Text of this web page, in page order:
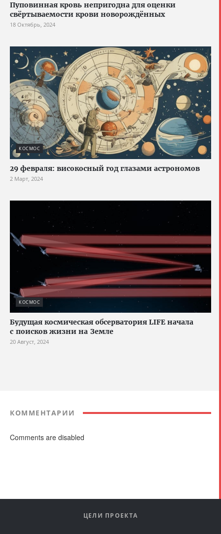
Пуповинная кровь непригодна для оценки
свёртываемости крови новорождённых
18 Октябрь, 2024
КОСМОС
29 февраля: високосный год глазами астрономов
2 Март, 2024
КОСМОС
Будущая космическая обсерватория LIFE начала
с поисков жизни на Земле
20 Август, 2024
КОММЕНТАРИИ
Comments are disabled
ЦЕЛИ ПРОЕКТА